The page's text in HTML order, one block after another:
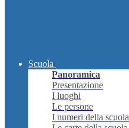
Scuola
Panoramica
Presentazione
I luoghi
Le persone
I numeri della scuola